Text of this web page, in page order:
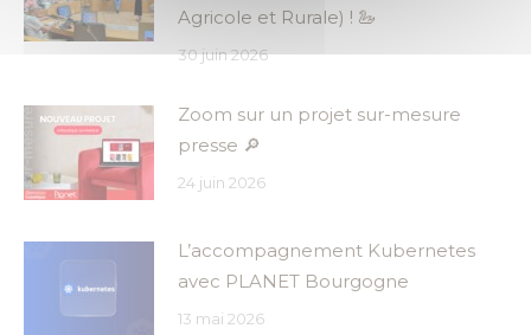
Agricole et Rurale) ! 🦢
30 juin 2026
Zoom sur un projet sur-mesure
presse 🔎
24 juin 2026
L’accompagnement Kubernetes
avec PLANET Bourgogne
13 mai 2026